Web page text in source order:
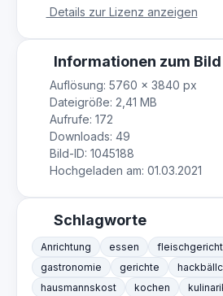
Details zur Lizenz anzeigen
Informationen zum Bild
Auflösung: 5760 × 3840 px
Dateigröße: 2,41 MB
Aufrufe: 172
Downloads: 49
Bild-ID: 1045188
Hochgeladen am: 01.03.2021
Schlagworte
Anrichtung essen
gastronomie
gerichte
hausmannskost
kochen